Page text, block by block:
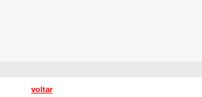
voltar